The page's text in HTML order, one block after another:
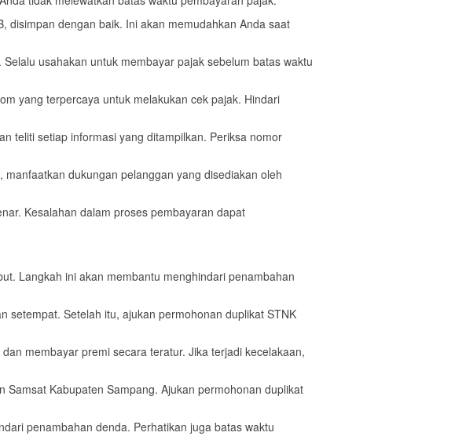
disimpan dengan baik. Ini akan memudahkan Anda saat
usahakan untuk membayar pajak sebelum batas waktu
yang terpercaya untuk melakukan cek pajak. Hindari
teliti setiap informasi yang ditampilkan. Periksa nomor
dukungan pelanggan yang disediakan oleh
Kesalahan dalam proses pembayaran dapat
Langkah ini akan membantu menghindari penambahan
setempat. Setelah itu, ajukan permohonan duplikat STNK
membayar premi secara teratur. Jika terjadi kecelakaan,
Kabupaten Sampang. Ajukan permohonan duplikat
penambahan denda. Perhatikan juga batas waktu